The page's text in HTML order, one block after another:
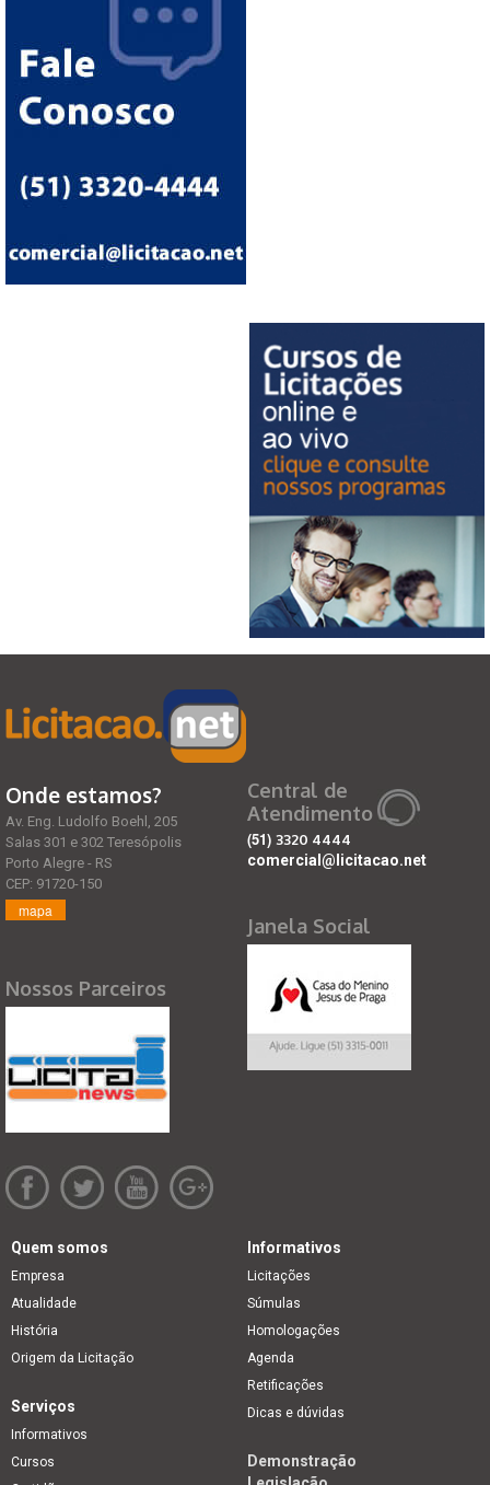
Onde estamos?
Av. Eng. Ludolfo Boehl, 205
Salas 301 e 302 Teresópolis
Porto Alegre - RS
CEP: 91720-150
mapa
Nossos Parceiros
Central de
Atendimento
(51) 3320 4444
comercial@licitacao.net
Janela Social
Quem somos
Empresa
Atualidade
História
Origem da Licitação
Informativos
Licitações
Súmulas
Homologações
Agenda
Retificações
Dicas e dúvidas
Serviços
Informativos
Cursos
Demonstração